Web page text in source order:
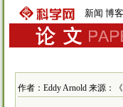
新闻 博客
作者：Eddy Arnold 来源：